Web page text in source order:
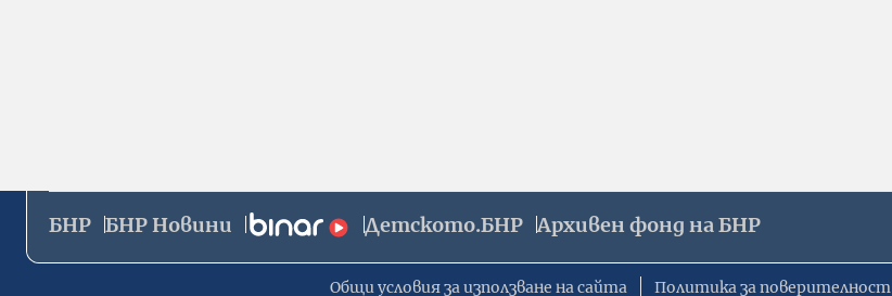
БНР БНР Новини Детското.БНР Архивен фонд на БНР
Общи условия за използване на сайта Политика за поверителност